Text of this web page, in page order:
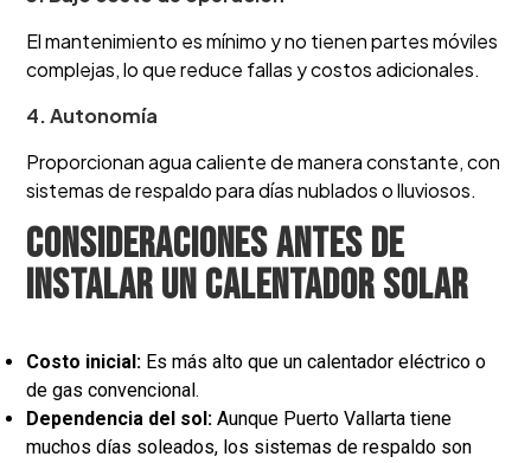
El mantenimiento es mínimo y no tienen partes móviles
complejas, lo que reduce fallas y costos adicionales.
4. Autonomía
Proporcionan agua caliente de manera constante, con
sistemas de respaldo para días nublados o lluviosos.
Consideraciones antes de
instalar un calentador solar
Costo inicial: Es más alto que un calentador eléctrico o
de gas convencional.
Dependencia del sol: Aunque Puerto Vallarta tiene
muchos días soleados, los sistemas de respaldo son